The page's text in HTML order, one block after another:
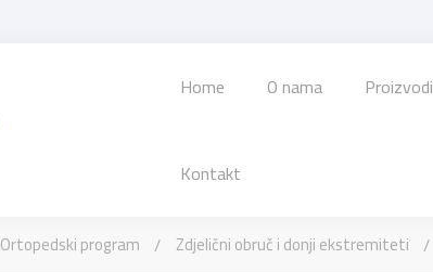
Home O nama Proizvodi
Kontakt
Ortopedski program Zdjelični obruč i donji ekstremiteti